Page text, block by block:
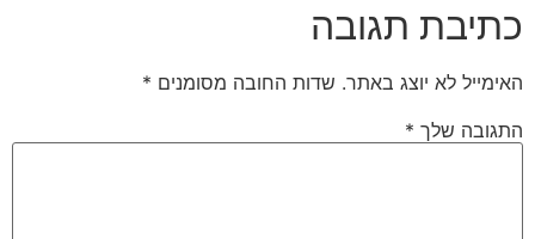
כתיבת תגובה
האימייל לא יוצג באתר. שדות החובה מסומנים *
התגובה שלך *